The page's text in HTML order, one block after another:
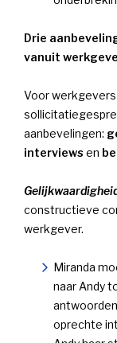
Drie
vanuit
Voor
aanbevelingen:
interviews en
constructieve
werkgever.
Miranda
naar Andy
oprechte